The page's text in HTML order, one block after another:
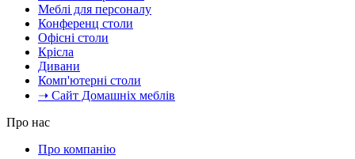
Меблі для персоналу
Конференц столи
Офісні столи
Крісла
Дивани
Комп'ютерні столи
➝ Сайт Домашніх меблів
Про нас
Про компанію